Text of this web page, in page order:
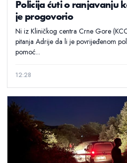
Policija ćuti o ranjavanju
je progovorio
Ni iz Kliničkog centra Crne Gore
pitanja Adrije da li je povrijeđenom
pomoć...
12:28